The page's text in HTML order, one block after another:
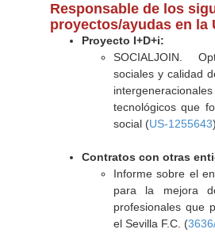
Responsable de los
proyectos/ayudas en la
Proyecto I+D+i:
SOCIALJOIN.
sociales y calidad
tecnológicos que
social (US-1255643)
Contratos con otras
Informe sobre el
para la mejora
profesionales que
el Sevilla F.C. (